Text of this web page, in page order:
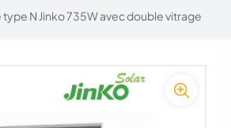
N Jinko 735W avec double vitrage